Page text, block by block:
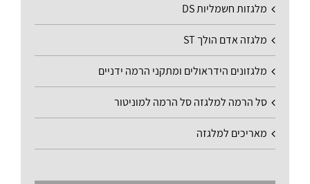
מלגזות חשמליות DS
מלגזה אדם הולך ST
מלגזונים הידראולים ומתקני הרמה ידניים
סל הרמה למלגזה סל הרמה למוניטור
מאריכים למלגזה